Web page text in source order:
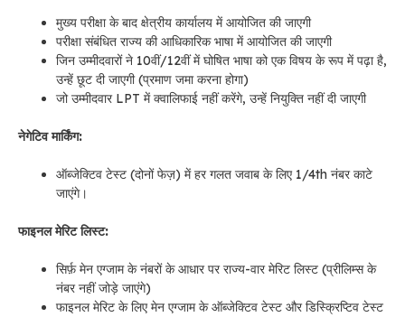
मुख्य परीक्षा के बाद क्षेत्रीय कार्यालय में आयोजित की जाएगी
परीक्षा संबंधित राज्य की आधिकारिक भाषा में आयोजित की जाएगी
जिन उम्मीदवारों ने 10वीं/12वीं में घोषित भाषा को एक विषय के रूप में पढ़ा है,
उन्हें छूट दी जाएगी (प्रमाण जमा करना होगा)
जो उम्मीदवार LPT में क्वालिफाई नहीं करेंगे, उन्हें नियुक्ति नहीं दी जाएगी
नेगेटिव मार्किंग:
ऑब्जेक्टिव टेस्ट (दोनों फेज़) में हर गलत जवाब के लिए 1/4th नंबर काटे
जाएंगे।
फाइनल मेरिट लिस्ट:
सिर्फ़ मेन एग्जाम के नंबरों के आधार पर राज्य-वार मेरिट लिस्ट (प्रीलिम्स के
नंबर नहीं जोड़े जाएंगे)
फाइनल मेरिट के लिए मेन एग्जाम के ऑब्जेक्टिव टेस्ट और डिस्क्रिप्टिव टेस्ट